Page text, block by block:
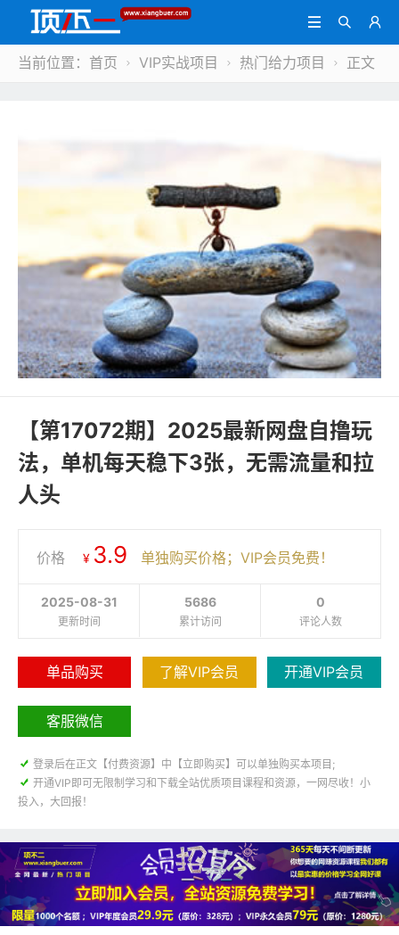



当前位置： 首页  VIP实战项目  热门给力项目  正文
【第17072期】2025最新网盘自撸玩
法，单机每天稳下3张，无需流量和拉
人头
价格 ¥ 3.9 单独购买价格；VIP会员免费！
0
评论人数
5686
累计访问
2025-08-31
更新时间
单品购买 了解VIP会员 开通VIP会员
客服微信
 登录后在正文【付费资源】中【立即购买】可以单独购买本项目;
 开通VIP即可无限制学习和下载全站优质项目课程和资源，一网尽收！小
投入，大回报！